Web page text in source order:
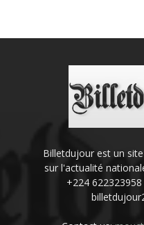
Billetdujour est un
sur l'actualité
+224